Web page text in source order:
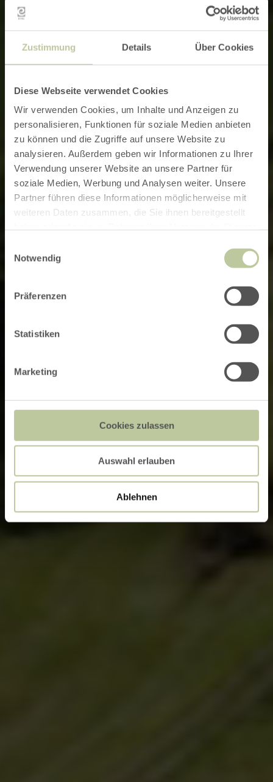
Zustimmung Details Über Cookies
Diese Webseite verwendet Cookies
Wir verwenden Cookies, um Inhalte und Anzeigen zu
personalisieren, Funktionen für soziale Medien anbieten
zu können und die Zugriffe auf unsere Website zu
analysieren. Außerdem geben wir Informationen zu Ihrer
Verwendung unserer Website an unsere Partner für
soziale Medien, Werbung und Analysen weiter. Unsere
Partner führen diese Informationen möglicherweise mit
weiteren Daten zusammen, die Sie ihnen bereitgestellt
Notwendig
Präferenzen
Statistiken
Marketing
Cookies zulassen
Auswahl erlauben
Ablehnen